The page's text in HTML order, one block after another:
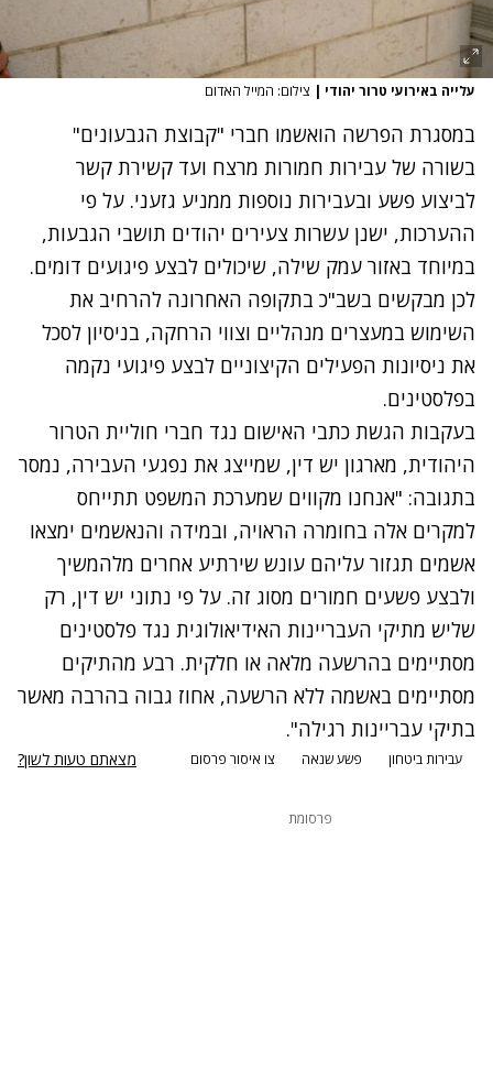
עלייה באירועי טרור יהודי | צילום: המייל האדום
במסגרת הפרשה הואשמו חברי "קבוצת הגבעונים"
בשורה של עבירות חמורות מרצח ועד קשירת קשר
לביצוע פשע ובעבירות נוספות ממניע גזעני. על פי
ההערכות, ישנן עשרות צעירים יהודים תושבי הגבעות,
במיוחד באזור עמק שילה, שיכולים לבצע פיגועים דומים.
לכן מבקשים בשב"כ בתקופה האחרונה להרחיב את
השימוש במעצרים מנהליים וצווי הרחקה, בניסיון לסכל
את ניסיונות הפעילים הקיצוניים לבצע פיגועי נקמה
בפלסטינים.
בעקבות הגשת כתבי האישום נגד חברי חוליית הטרור
היהודית, מארגון יש דין, שמייצג את נפגעי העבירה, נמסר
בתגובה: "אנחנו מקווים שמערכת המשפט תתייחס
למקרים אלה בחומרה הראויה, ובמידה והנאשמים ימצאו
אשמים תגזור עליהם עונש שירתיע אחרים מלהמשיך
ולבצע פשעים חמורים מסוג זה. על פי נתוני יש דין, רק
שליש מתיקי העבריינות האידיאולוגית נגד פלסטינים
מסתיימים בהרשעה מלאה או חלקית. רבע מהתיקים
מסתיימים באשמה ללא הרשעה, אחוז גבוה בהרבה מאשר
בתיקי עבריינות רגילה".
עבירות ביטחון פשע שנאה צו איסור פרסום מצאתם טעות לשון?
פרסומת